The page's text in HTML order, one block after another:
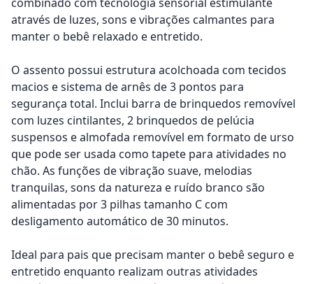
através de luzes, sons e vibrações calmantes para
manter o bebê relaxado e entretido.
O assento possui estrutura acolchoada com tecidos
macios e sistema de arnês de 3 pontos para
segurança total. Inclui barra de brinquedos removível
com luzes cintilantes, 2 brinquedos de pelúcia
suspensos e almofada removível em formato de urso
que pode ser usada como tapete para atividades no
chão. As funções de vibração suave, melodias
tranquilas, sons da natureza e ruído branco são
alimentadas por 3 pilhas tamanho C com
desligamento automático de 30 minutos.
Ideal para pais que precisam manter o bebê seguro e
entretido enquanto realizam outras atividades